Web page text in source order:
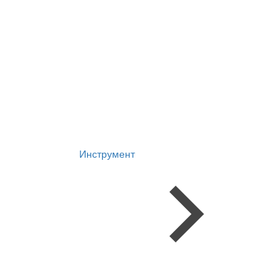
Инструмент